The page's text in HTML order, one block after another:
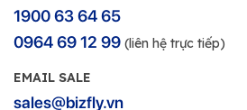
1900 63 64 65
0964 69 12 99 (liên hệ trực tiếp)
EMAIL SALE
sales@bizfly.vn